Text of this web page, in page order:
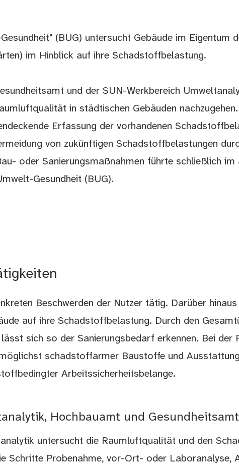
(BUG) untersucht Gebäude im Eigentum
im Hinblick auf ihre Schadstoffbelastung.
und der SUN-Werkbereich
in städtischen Gebäuden
Erfassung der vorhandenen
von zukünftigen Schadstoffbelastungen
oder Sanierungsmaßnahmen führte schließlich
Gesundheit (BUG).
Beschwerden der Nutzer tätig. Darüber
auf ihre Schadstoffbelastung. Durch den
sich so der Sanierungsbedarf erkennen. Bei der
schadstoffarmer Baustoffe und
Arbeitssicherheitsbelange.
Hochbauamt und
untersucht die Raumluftqualität und den
Schritte Probenahme, vor-Ort- oder Laboranalyse,